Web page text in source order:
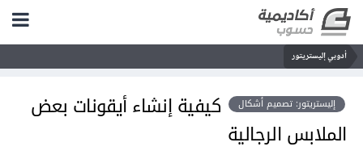
أدوبي إليستريتور
إليستريتور: تصميم أشكال
كيفية إنشاء أيقونات بعض
الملابس الرجالية